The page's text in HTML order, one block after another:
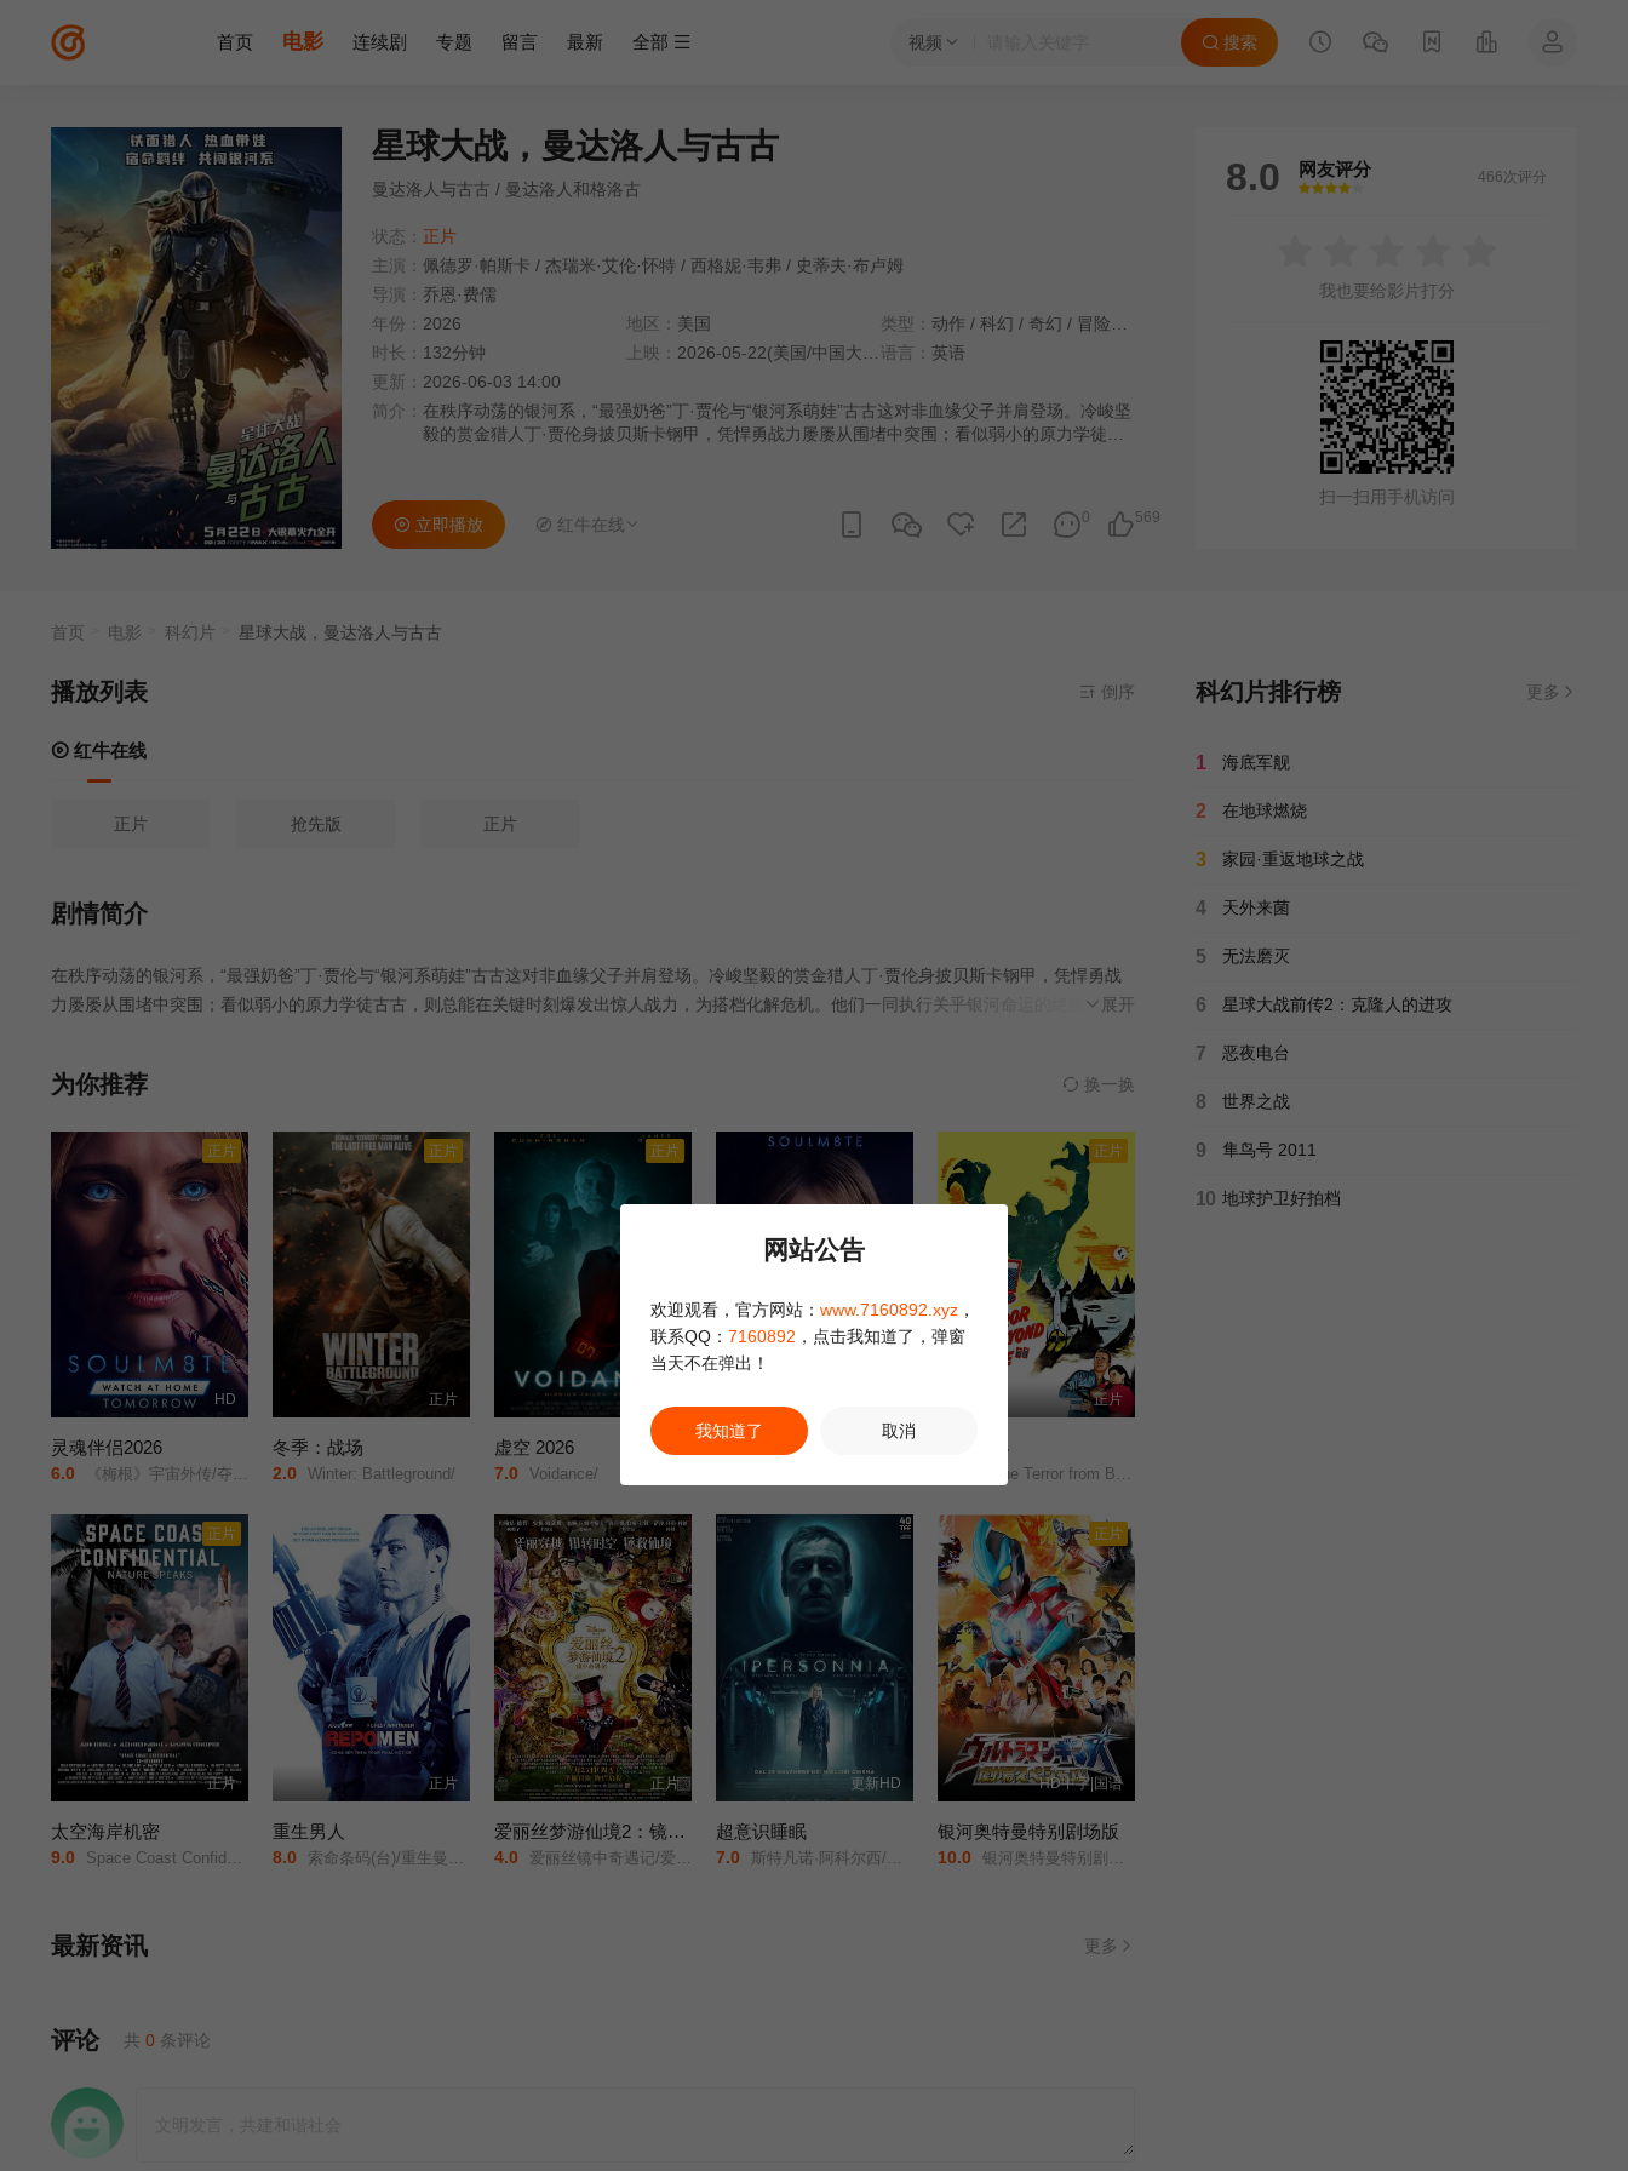
视频 搜索
首页 电影 连续剧 专题 留言 最新 全部
星球大战，曼达洛人与古古
曼达洛人与古古 / 曼达洛人和格洛古
状态： 正片
主演： 佩德罗·帕斯卡 / 杰瑞米·艾伦·怀特 / 西格妮·韦弗 / 史蒂夫·布卢姆
导演： 乔恩·费儒
年份： 2026 地区： 美国 类型： 动作 / 科幻 / 奇幻 / 冒险
时长： 132分钟 上映： 2026-05-22(美国/中国大陆) 语言： 英语
更新： 2026-06-03 14:00
简介： 在秩序动荡的银河系，“最强奶爸”丁·贾伦与“银河系萌娃”古古这对非血缘父子并肩登场。冷峻坚
毅的赏金猎人丁·贾伦身披贝斯卡钢甲，凭悍勇战力屡屡从围堵中突围；看似弱小的原力学徒古
569
0
立即播放 红牛在线
8.0 网友评分
很差
较差还行推荐力荐
466次评分
我也要给影片打分
扫一扫用手机访问
首页 电影 科幻片 星球大战，曼达洛人与古古
播放列表 当前资源来源 红牛在线- 无需安装任何插件
倒序
红牛在线
正片 抢先版 正片
剧情简介
在秩序动荡的银河系，“最强奶爸”丁·贾伦与“银河系萌娃”古古这对非血缘父子并肩登场。冷峻坚毅的赏金猎人丁·贾伦身披贝斯卡钢甲，凭悍勇战
力屡屡从围堵中突围；看似弱小的原力学徒古古，则总能在关键时刻爆发出惊人战力，为搭档化解危机。他们一同执行关乎银河命运的绝密任 展开
为你推荐 换一换
正片
HD
灵魂伴侣2026
6.0 《梅根》宇宙外传/夺魂伴侣/
正片
正片
冬季：战场
2.0 Winter: Battleground/
正片
虚空 2026
7.0 Voidance/
正片
正片
外星恶客
It! The Terror from Beyond Space/
正片
正片
太空海岸机密
9.0 Space Coast Confidential/
正片
重生男人
8.0 索命条码(台)/重生曼波/回收人/追讨人/Repossession Men/
正片
爱丽丝梦游仙境2：镜中奇遇记
4.0 爱丽丝镜中奇遇记/爱丽丝梦游仙境2：穿越魔镜(港)/魔境梦游：时光怪客(台)/Alice in Wonderland: Through the Looking Glass/
更新HD
超意识睡眠
7.0 斯特凡诺·阿科尔西/桑德拉·切卡莱利/
正片
HD中字|国语
银河奥特曼特别剧场版
10.0 银河奥特曼特别剧场版：怪兽争夺战/
最新资讯 更多
评论 共 0 条评论
科幻片排行榜 更多
1 海底军舰
2 在地球燃烧
3 家园·重返地球之战
4 天外来菌
5 无法磨灭
6 星球大战前传2：克隆人的进攻
7 恶夜电台
8 世界之战
9 隼鸟号 2011
10 地球护卫好拍档
网站公告
欢迎观看，官方网站： www.7160892.xyz ，
联系QQ： 7160892 ，点击我知道了，弹窗
当天不在弹出！
我知道了 取消